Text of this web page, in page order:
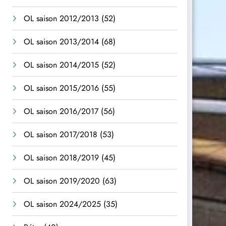
OL saison 2012/2013 (52)
OL saison 2013/2014(68)
OL saison 2014/2015(52)
OL saison 2015/2016(55)
OL saison 2016/2017(56)
OL saison 2017/2018 (53)
OL saison 2018/2019(45)
OL saison 2019/2020 (63)
OL saison 2024/2025(35)